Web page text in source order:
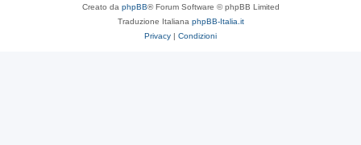
Creato da phpBB® Forum Software © phpBB Limited
Traduzione Italiana phpBB-Italia.it
Privacy | Condizioni